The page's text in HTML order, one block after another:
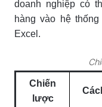
doanh nghiệp có
hàng vào hệ
Excel.
Chiến
lược